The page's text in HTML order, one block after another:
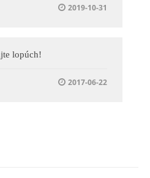
2019-10-31
lopúch!
2017-06-22